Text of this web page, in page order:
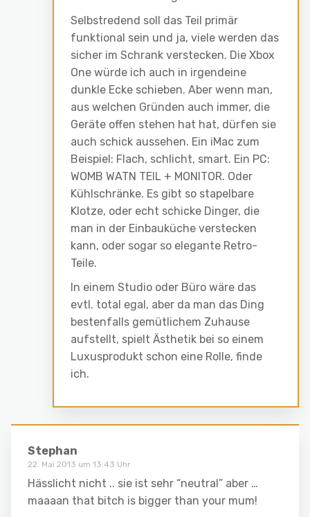
Selbstredend soll das Teil primär
funktional sein und ja, viele werden das
sicher im Schrank verstecken. Die Xbox
One würde ich auch in irgendeine
dunkle Ecke schieben. Aber wenn man,
aus welchen Gründen auch immer, die
Geräte offen stehen hat hat, dürfen sie
auch schick aussehen. Ein iMac zum
Beispiel: Flach, schlicht, smart. Ein PC:
WOMB WATN TEIL + MONITOR. Oder
Kühlschränke. Es gibt so stapelbare
Klotze, oder echt schicke Dinger, die
man in der Einbauküche verstecken
kann, oder sogar so elegante Retro-
Teile.
In einem Studio oder Büro wäre das
evtl. total egal, aber da man das Ding
bestenfalls gemütlichem Zuhause
aufstellt, spielt Ästhetik bei so einem
Luxusprodukt schon eine Rolle, finde
ich.
Stephan
22. Mai 2013 um 13:43 Uhr
Hässlicht nicht .. sie ist sehr “neutral” aber …
maaaan that bitch is bigger than your mum!